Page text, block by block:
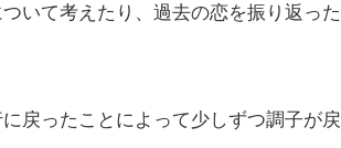
いて考えたり、過去の恋を振り返っ
戻ったことによって少しずつ調子が戻